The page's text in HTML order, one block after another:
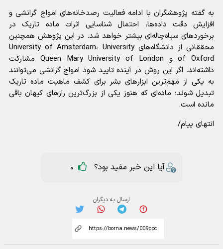
به گفته پژوهشگران با ادامه فعالیت رصدخانه‌های امواج گرانشی و
افزایش دقت داده‌ها، احتمال شناسایی اثرات ماده تاریک در
برخورد‌های سیاه‌چاله‌ای بیشتر خواهد شد. در این پژوهش همچنین
محققانی از دانشگاه‌های University of Amsterdam، University
of Oxford و Queen Mary University of London مشارکت
داشته‌اند. اگر این روش در آینده تایید شود امواج گرانشی می‌توانند
به یکی از مهم‌ترین ابزار‌های بشر برای کشف ماهیت ماده تاریک
تبدیل شوند؛ ماده‌ای که هنوز یکی از بزرگ‌ترین راز‌های کیهان باقی
مانده است.
انتهای پیام/
آیا این خبر مفید بود؟ 0
ارسال به دیگران